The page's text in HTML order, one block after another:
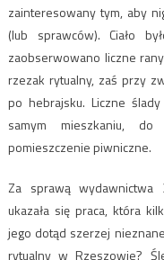
zainteresowany tym, aby
(lub sprawców). Ciało
zaobserwowano liczne
rzezak rytualny, zaś przy
po hebrajsku. Liczne
samym mieszkaniu,
pomieszczenie piwniczne.
Za sprawą wydawnictwa
ukazała się praca, która
jego dotąd szerzej
rytualny w Rzeszowie?